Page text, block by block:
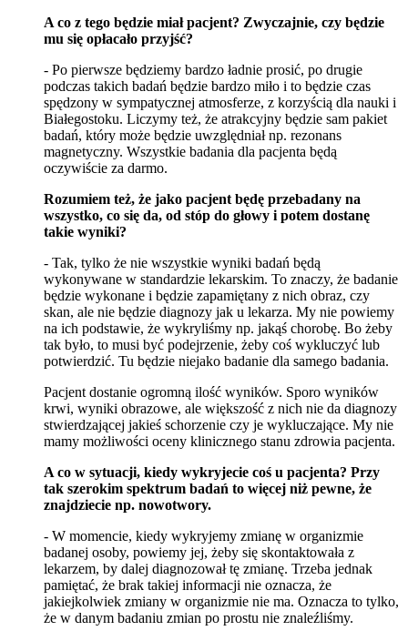
A co z tego będzie miał pacjent? Zwyczajnie, czy będzie
mu się opłacało przyjść?
- Po pierwsze będziemy bardzo ładnie prosić, po drugie
podczas takich badań będzie bardzo miło i to będzie czas
spędzony w sympatycznej atmosferze, z korzyścią dla nauki i
Białegostoku. Liczymy też, że atrakcyjny będzie sam pakiet
badań, który może będzie uwzględniał np. rezonans
magnetyczny. Wszystkie badania dla pacjenta będą
oczywiście za darmo.
Rozumiem też, że jako pacjent będę przebadany na
wszystko, co się da, od stóp do głowy i potem dostanę
takie wyniki?
- Tak, tylko że nie wszystkie wyniki badań będą
wykonywane w standardzie lekarskim. To znaczy, że badanie
będzie wykonane i będzie zapamiętany z nich obraz, czy
skan, ale nie będzie diagnozy jak u lekarza. My nie powiemy
na ich podstawie, że wykryliśmy np. jakąś chorobę. Bo żeby
tak było, to musi być podejrzenie, żeby coś wykluczyć lub
potwierdzić. Tu będzie niejako badanie dla samego badania.
Pacjent dostanie ogromną ilość wyników. Sporo wyników
krwi, wyniki obrazowe, ale większość z nich nie da diagnozy
stwierdzającej jakieś schorzenie czy je wykluczające. My nie
mamy możliwości oceny klinicznego stanu zdrowia pacjenta.
A co w sytuacji, kiedy wykryjecie coś u pacjenta? Przy
tak szerokim spektrum badań to więcej niż pewne, że
znajdziecie np. nowotwory.
- W momencie, kiedy wykryjemy zmianę w organizmie
badanej osoby, powiemy jej, żeby się skontaktowała z
lekarzem, by dalej diagnozował tę zmianę. Trzeba jednak
pamiętać, że brak takiej informacji nie oznacza, że
jakiejkolwiek zmiany w organizmie nie ma. Oznacza to tylko,
że w danym badaniu zmian po prostu nie znaleźliśmy.